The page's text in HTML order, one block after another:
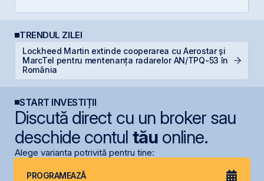
TRENDUL ZILEI
Lockheed Martin extinde cooperarea cu Aerostar și
MarcTel pentru mentenanța radarelor AN/TPQ-53 în
România
START INVESTIȚII
Discută direct cu un broker sau
deschide contul tăuonline.
Alege varianta potrivită pentru tine:
PROGRAMEAZĂ